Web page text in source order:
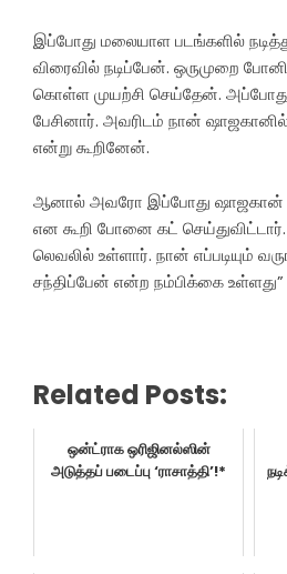
இப்போது மலையாள படங்களில்
விரைவில் நடிப்பேன். ஒருமுறை
கொள்ள முயற்சி செய்தேன்.
பேசினார். அவரிடம் நான்
என்று கூறினேன்.
ஆனால் அவரோ இப்போது ஷாஜகான்
என கூறி போனை கட்
லெவலில் உள்ளார். நான் எப்படியும்
சந்திப்பேன் என்ற நம்பிக்கை உள்ளது”
Related Posts:
ஒன்ட்ராக ஒரிஜினல்ஸின்
அடுத்தப் படைப்பு ‘ராசாத்தி’!*